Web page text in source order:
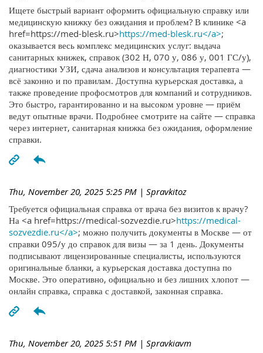
Ищете быстрый вариант оформить официальную справку или
медицинскую книжку без ожидания и проблем? В клинике <a
href=https://med-blesk.ru>https://med-blesk.ru</a>;
оказывается весь комплекс медицинских услуг: выдача
санитарных книжек, справок (302 Н, 070 у, 086 у, 001 ГС/у),
диагностики УЗИ, сдача анализов и консультация терапевта —
всё законно и по правилам. Доступна курьерская доставка, а
также проведение профосмотров для компаний и сотрудников.
Это быстро, гарантированно и на высоком уровне — приём
ведут опытные врачи. Подробнее смотрите на сайте — справка
через интернет, санитарная книжка без ожидания, оформление
справки.
Thu, November 20, 2025 5:25 PM | Spravkitoz
Требуется официальная справка от врача без визитов к врачу?
На <a href=https://medical-sozvezdie.ru>https://medical-
sozvezdie.ru</a>; можно получить документы в Москве — от
справки 095/у до справок для визы — за 1 день. Документы
подписывают лицензированные специалисты, используются
оригинальные бланки, а курьерская доставка доступна по
Москве. Это оперативно, официально и без лишних хлопот —
онлайн справка, справка с доставкой, законная справка.
Thu, November 20, 2025 5:51 PM | Spravkiavm